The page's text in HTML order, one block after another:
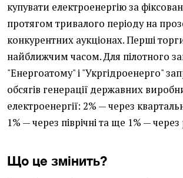
купувати електроенергію за
протягом тривалого періоду на
конкурентних аукціонах. Перші
найближчим часом. Для пілотного
"Енергоатому" і "Укргідроенерго"
обсягів генерації державних
електроенергії: 2% — через
1% — через піврічні та ще 1% — через
Що це змінить?